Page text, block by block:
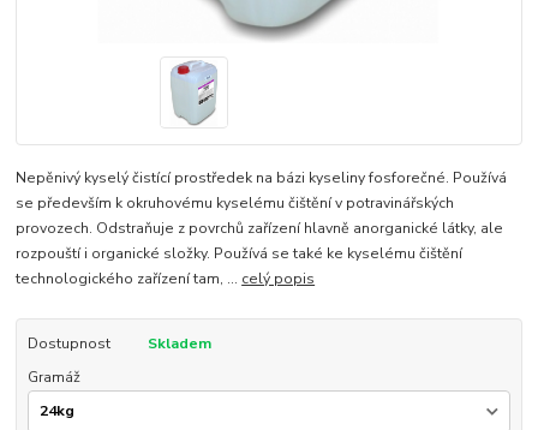
Nepěnivý kyselý čistící prostředek na bázi kyseliny fosforečné. Používá
se především k okruhovému kyselému čištění v potravinářských
provozech. Odstraňuje z povrchů zařízení hlavně anorganické látky, ale
rozpouští i organické složky. Používá se také ke kyselému čištění
technologického zařízení tam, ... celý popis
Dostupnost
Skladem
Gramáž